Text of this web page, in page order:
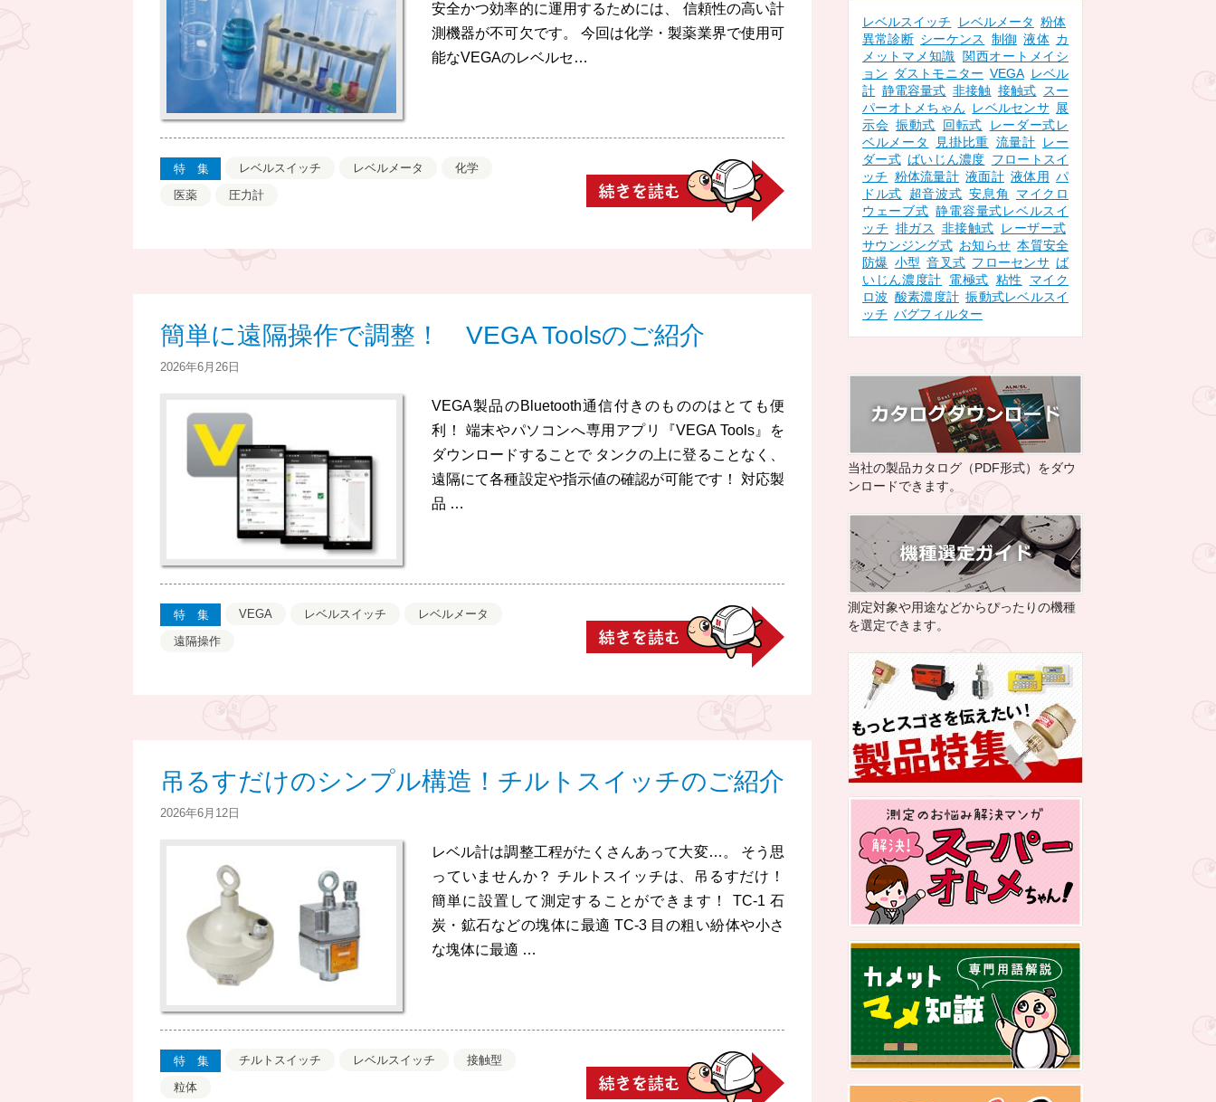
安全かつ効率的に運用するためには、 信頼性の高い計
測機器が不可欠です。 今回は化学・製薬業界で使用可
能なVEGAのレベルセ…
特集 レベルスイッチ レベルメータ
化学
医薬
圧力計
簡単に遠隔操作で調整！ VEGA Toolsのご紹介
2026年6月26日
VEGA製品のBluetooth通信付きのもののはとても便
利！ 端末やパソコンへ専用アプリ『VEGA Tools』を
ダウンロードすることで タンクの上に登ることなく、
遠隔にて各種設定や指示値の確認が可能です！ 対応製
品 …
特集 VEGA レベルスイッチ
レベルメータ
遠隔操作
吊るすだけのシンプル構造！チルトスイッチのご紹介
2026年6月12日
レベル計は調整工程がたくさんあって大変…。 そう思
っていませんか？ チルトスイッチは、吊るすだけ！
簡単に設置して測定することができます！ TC-1 石
炭・鉱石などの塊体に最適 TC-3 目の粗い紛体や小さ
な塊体に最適 …
特集 チルトスイッチ レベルスイッチ
接触型
粒体
レベルスイッチ レベルメータ 粉体
異常診断 シーケンス 制御 液体 カ
メットマメ知識
関西オートメイシ
ョン
ダストモニター VEGA レベル
計 静電容量式 非接触 接触式
スー
パーオトメちゃん
レベルセンサ 展
示会 振動式 回転式
レーダー式レ
ベルメータ
見掛比重 流量計
レー
ダー式 ばいじん濃度 フロートスイ
ッチ 粉体流量計 液面計 液体用 パ
ドル式
超音波式 安息角
マイクロ
ウェーブ式 静電容量式レベルスイ
ッチ 排ガス 非接触式
レーザー式
サウンジング式 お知らせ 本質安全
防爆 小型 音叉式 フローセンサ ば
いじん濃度計
電極式 粘性
マイク
ロ波 酸素濃度計 振動式レベルスイ
ッチ バグフィルター
当社の製品カタログ（PDF形式）をダウ
ンロードできます。
測定対象や用途などからぴったりの機種
を選定できます。